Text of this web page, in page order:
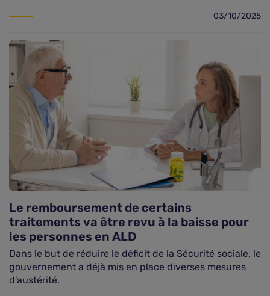
03/10/2025
Le remboursement de certains
traitements va être revu à la baisse pour
les personnes en ALD
Dans le but de réduire le déficit de la Sécurité sociale, le
gouvernement a déjà mis en place diverses mesures
d’austérité.